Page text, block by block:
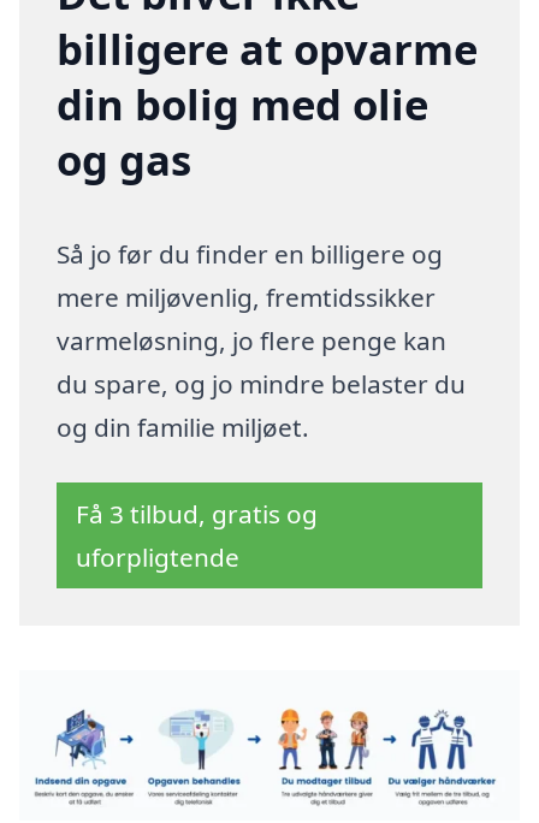
billigere at opvarme
din bolig med olie
og gas
Så jo før du finder en billigere og
mere miljøvenlig, fremtidssikker
varmeløsning, jo flere penge kan
du spare, og jo mindre belaster du
og din familie miljøet.
Få 3 tilbud, gratis og
uforpligtende